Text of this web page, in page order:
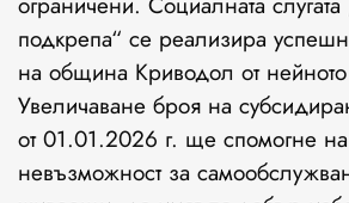
подкрепа“ се реализира
на община Криводол от
Увеличаване броя на
от 01.01.2026 г. ще спомогне на
невъзможност за